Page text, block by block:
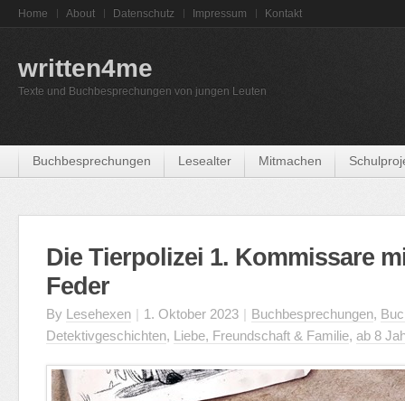
Home About Datenschutz Impressum Kontakt
written4me
Texte und Buchbesprechungen von jungen Leuten
Buchbesprechungen Lesealter Mitmachen
Die Tierpolizei 1. Kommissare
Feder
By Lesehexen | 1. Oktober 2023 | Buchbesprechungen,
Detektivgeschichten, Liebe, Freundschaft & Familie, ab 8